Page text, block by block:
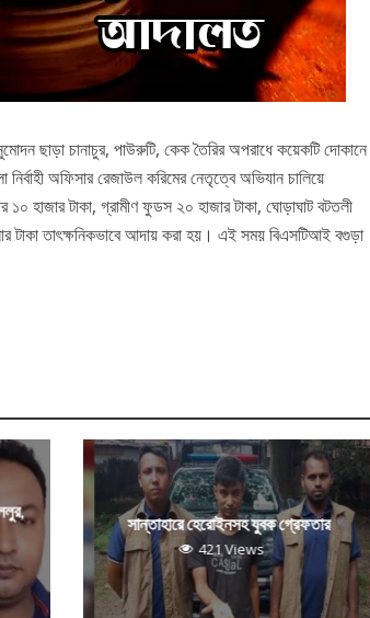
ছাড়া চানাচুর, পাউরুটি, কেক তৈরির অপরাধে কয়েকটি দোকানে
অফিসার রেজাউল করিমের নেতৃত্বে অভিযান চালিয়ে
১০ হাজার টাকা, গ্রামীণ ফুডস ২০ হাজার টাকা, ঘোড়াঘাট বটতলী
টাকা তাৎক্ষনিকভাবে আদায় করা হয়। এই সময় বিএসটিআই বগুড়া
সান্তাহারে হেরোইনসহ যুবক গ্রেফতার
421 Views